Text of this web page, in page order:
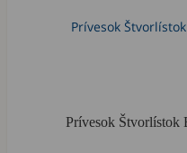
Prívesok Štvorlístok